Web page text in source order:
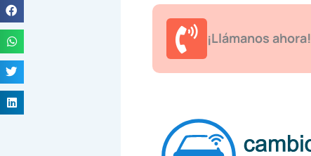
¡Llámanos ahora!